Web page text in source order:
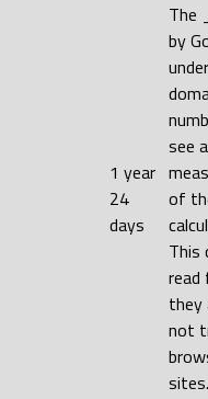
1 year
24
days
The
by
see
of
This
read
they
not
sites.